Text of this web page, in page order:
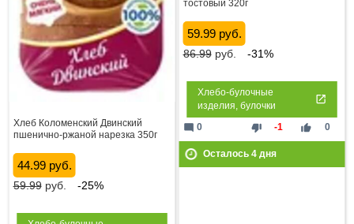
Хлеб Коломенский Двинский
пшенично-ржаной нарезка 350г
44.99 руб.
59.99руб. -25%
тостовый 320г
59.99 руб.
86.99руб. -31%
Хлебо-булочные
изделия, булочки
thumb_down -1 thumb_up 0
mode_comment 0
Осталось 4дня